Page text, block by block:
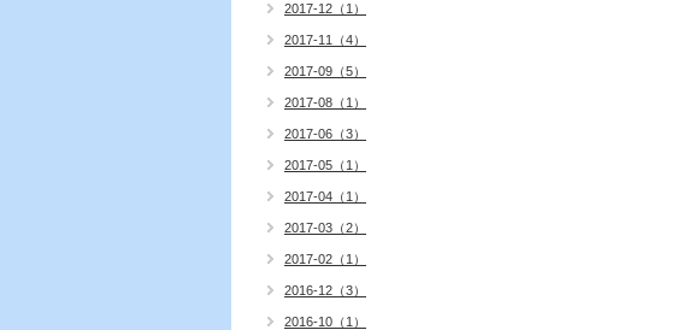
2017-12（1）
2017-11（4）
2017-09（5）
2017-08（1）
2017-06（3）
2017-05（1）
2017-04（1）
2017-03（2）
2017-02（1）
2016-12（3）
2016-10（1）